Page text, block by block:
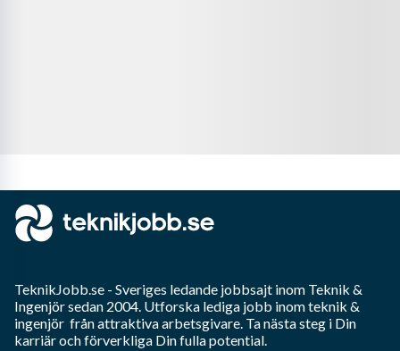
TeknikJobb.se - Sveriges ledande jobbsajt inom Teknik &
Ingenjörsedan 2004. Utforska lediga jobb inomteknik &
ingenjör från attraktiva arbetsgivare. Ta nästa steg i Din
karriär och förverkliga Din fulla potential.